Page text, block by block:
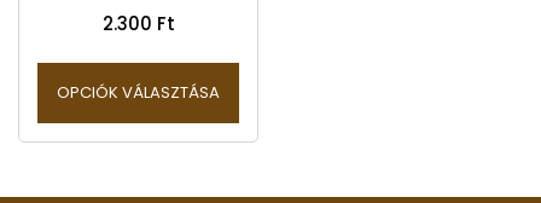
2.300 Ft
OPCIÓK VÁLASZTÁSA